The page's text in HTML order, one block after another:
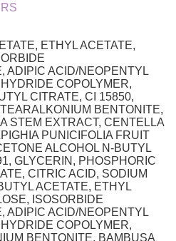
ETHYL ACETATE,
ADIPIC ACID/NEOPENTYL
COPOLYMER,
CITRATE, CI 15850,
BENTONITE,
STEM EXTRACT, CENTELLA
PUNICIFOLIA FRUIT
ALCOHOL N-BUTYL
GLYCERIN, PHOSPHORIC
CITRIC ACID, SODIUM
ACETATE, ETHYL
ISOSORBIDE
ADIPIC ACID/NEOPENTYL
COPOLYMER,
BENTONITE, BAMBUSA